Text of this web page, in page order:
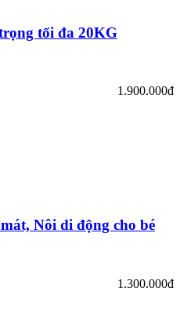
tối đa 20KG
1.900.000đ
Nôi di động cho bé
1.300.000đ